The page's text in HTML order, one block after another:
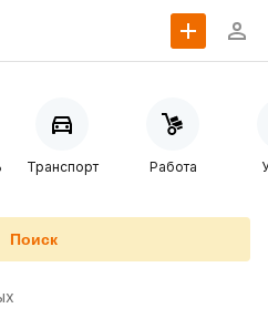
Транспорт Работа
Поиск